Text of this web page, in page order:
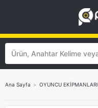
Ana Sayfa > OYUNCU EKİPMANLARI